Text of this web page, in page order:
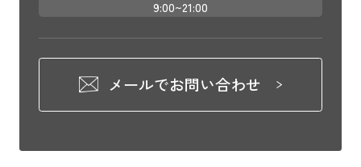
9:00~21:00
メールでお問い合わせ